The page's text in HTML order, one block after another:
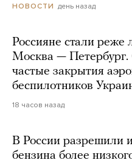
НОВОСТИ день назад
Россияне стали реже
Москва —
частые закрытия
беспилотников
18 часов назад
В России разрешили
бензина более